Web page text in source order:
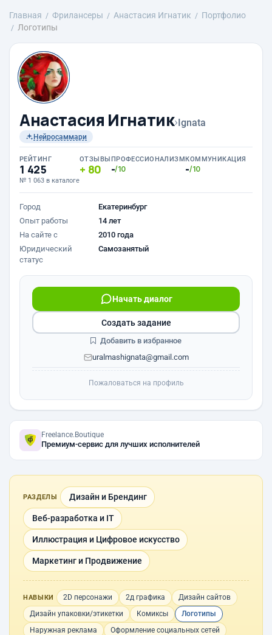
Главная Фрилансеры Анастасия Игнатик
Портфолио
Логотипы
Анастасия Игнатик›Ignata
Нейросаммари
РЕЙТИНГ
1 425
№ 1 063 в каталоге
ОТЗЫВЫ
80
ПРОФЕССИОНАЛИЗМ
-/10
КОММУНИКАЦИЯ
-/10
Город
Екатеринбург
Опыт работы
14 лет
На сайте с
2010 года
Юридический
статус
Самозанятый
Начать диалог
uralmashignata@gmail.com
Создать задание
Добавить в избранное
Пожаловаться на профиль
Freelance.Boutique
Премиум-сервис для лучших исполнителей
РАЗДЕЛЫ Дизайн и Брендинг
Веб-разработка и IT
Иллюстрация и Цифровое искусство
Маркетинг и Продвижение
НАВЫКИ 2D персонажи 2д графика
Дизайн сайтов
Дизайн упаковки/этикетки
Комиксы
Логотипы
Наружная реклама
Оформление социальных сетей